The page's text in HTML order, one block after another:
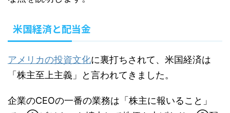
米国経済と配当金
アメリカの投資文化に裏打ちされて、米国経済は
「株主至上主義」と言われてきました。
企業のCEOの一番の業務は「株主に報いること」